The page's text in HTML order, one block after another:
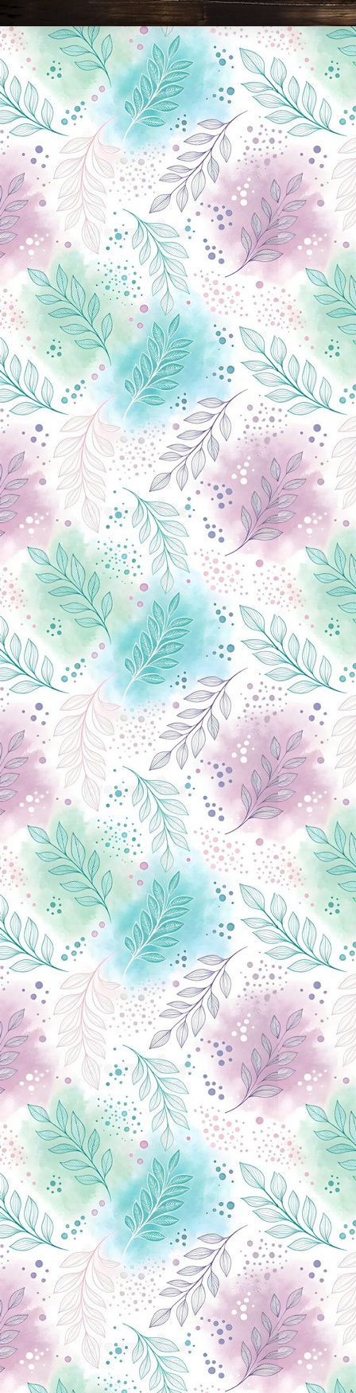
Новини Чернігова, Чернігівські новини, Чернігівський формат, новини Чернігова, події в Чернігові: політика, економіка, аналітика, культура, відеоновини, екологія, спортивний Чернігів, туризм, Чернігів